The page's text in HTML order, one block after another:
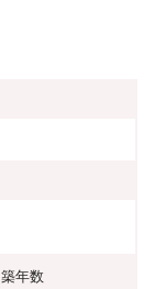
築年数